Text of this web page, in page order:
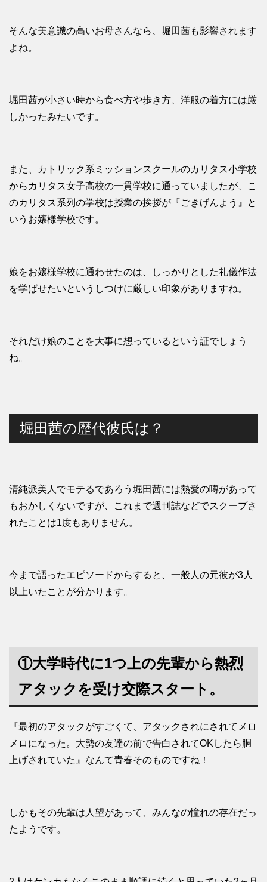
そんな美意識の高いお母さんなら、堀田茜も影響されます
よね。
堀田茜が小さい時から食べ方や歩き方、洋服の着方には厳
しかったみたいです。
また、カトリック系ミッションスクールのカリタス小学校
からカリタス女子高校の一貫学校に通っていましたが、こ
のカリタス系列の学校は授業の挨拶が『ごきげんよう』と
いうお嬢様学校です。
娘をお嬢様学校に通わせたのは、しっかりとした礼儀作法
を学ばせたいというしつけに厳しい印象がありますね。
それだけ娘のことを大事に想っているという証でしょう
ね。
堀田茜の歴代彼氏は？
清純派美人でモテるであろう堀田茜には熱愛の噂があって
もおかしくないですが、これまで週刊誌などでスクープさ
れたことは1度もありません。
今まで語ったエピソードからすると、一般人の元彼が3人
以上いたことが分かります。
①大学時代に1つ上の先輩から熱烈
アタックを受け交際スタート。
『最初のアタックがすごくて、アタックされにされてメロ
メロになった。大勢の友達の前で告白されてOKしたら胴
上げされていた』なんて青春そのものですね！
しかもその先輩は人望があって、みんなの憧れの存在だっ
たようです。